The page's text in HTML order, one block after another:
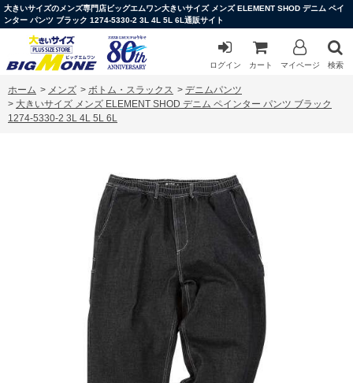
大きいサイズのメンズ専門店ビッグエムワン大きいサイズ メンズ ELEMENT SHOD デニム ペイ
ンター パンツ ブラック 1274-5330-2 3L 4L 5L 6L通販サイト
ログイン カート マイページ 検索
ホーム > メンズ > ボトム・スラックス > デニムパンツ
> 大きいサイズ メンズ ELEMENT SHOD デニム ペインター パンツ ブラック
1274-5330-2 3L 4L 5L 6L